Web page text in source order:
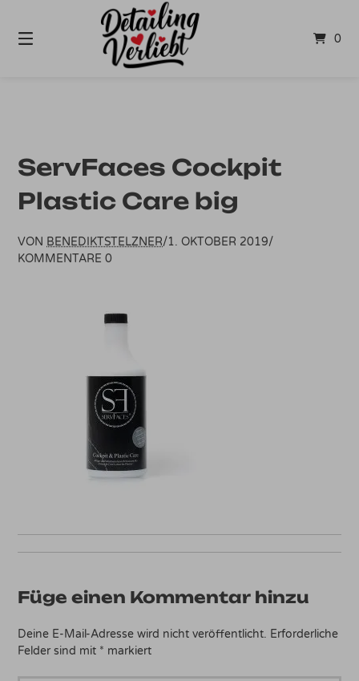
Inhalt
0
ServFaces Cockpit
Plastic Care big
VON BENEDIKTSTELZNER/1. OKTOBER 2019/
KOMMENTARE 0
Füge einen Kommentar hinzu
Deine E-Mail-Adresse wird nicht veröffentlicht. Erforderliche
Felder sind mit * markiert